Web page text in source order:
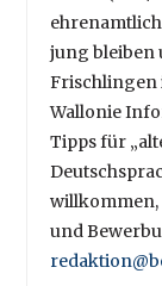
jung bleiben
Frischlingen
Wallonie
Tipps für
willkommen,
und